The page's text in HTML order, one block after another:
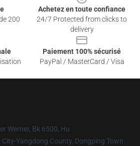
200
Achetez en toute confiance
24/7 Protected from clicks to
delivery
Paiement 100% sécurisé
PayPal / MasterCard / Visa
Werner, Bk 6500, Hu
City-Yangdong County, Dongping Town